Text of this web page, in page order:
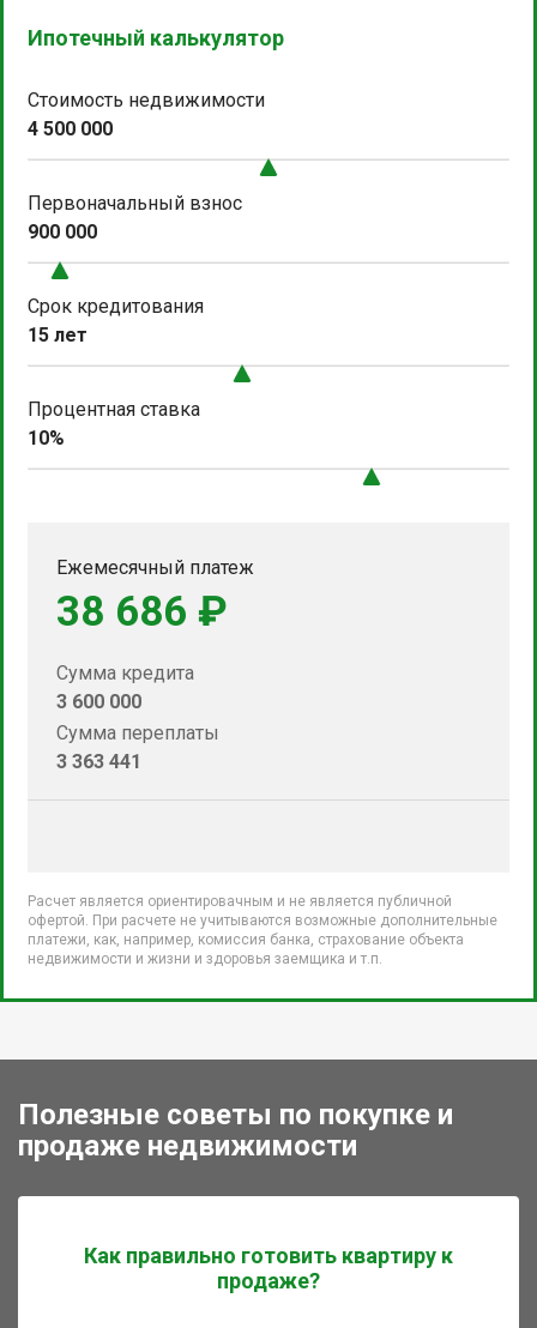
Ипотечный калькулятор
Стоимость недвижимости
4 500 000
Первоначальный взнос
900 000
Срок кредитования
15 лет
Процентная ставка
10%
Ежемесячный платеж
38 686 ₽
Сумма кредита
3 600 000
Сумма переплаты
3 363 441
Расчет является ориентировачным и не является публичной
офертой. При расчете не учитываются возможные дополнительные
платежи, как, например, комиссия банка, страхование объекта
недвижимости и жизни и здоровья заемщика и т.п.
Полезные советы по покупке и
продаже недвижимости
Как правильно готовить квартиру к
продаже?